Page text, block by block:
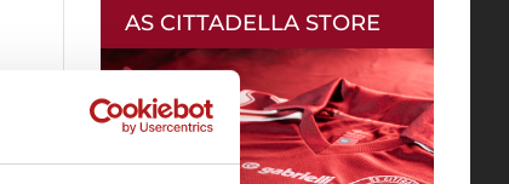
AS CITTADELLA STORE